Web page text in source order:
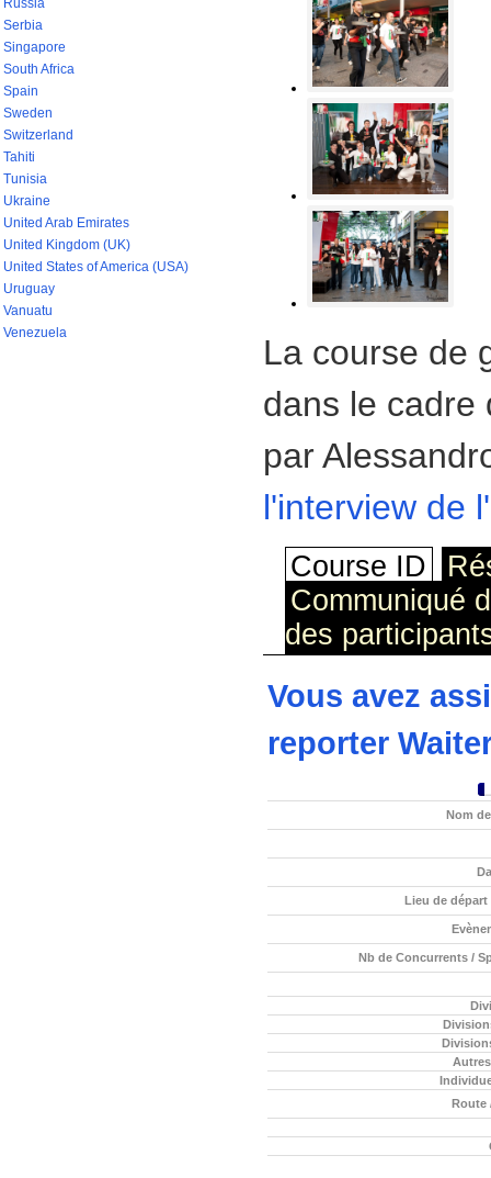
Russia
Serbia
Singapore
South Africa
Spain
Sweden
Switzerland
Tahiti
Tunisia
Ukraine
United Arab Emirates
United Kingdom (UK)
United States of America (USA)
Uruguay
Vanuatu
Venezuela
La course de
dans le cadre
par
l'interview de
Course ID
Communiqué
des
Vous avez
reporter
Nom
Lieu de
Nb de Concurrents /
Route